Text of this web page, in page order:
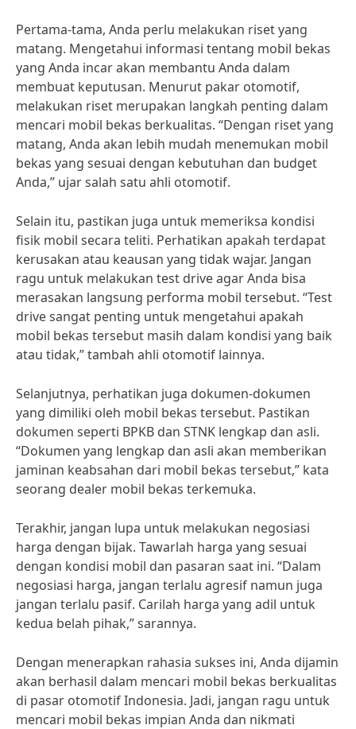
Pertama-tama, Anda perlu melakukan riset yang
matang. Mengetahui informasi tentang mobil bekas
yang Anda incar akan membantu Anda dalam
membuat keputusan. Menurut pakar otomotif,
melakukan riset merupakan langkah penting dalam
mencari mobil bekas berkualitas. “Dengan riset yang
matang, Anda akan lebih mudah menemukan mobil
bekas yang sesuai dengan kebutuhan dan budget
Anda,” ujar salah satu ahli otomotif.
Selain itu, pastikan juga untuk memeriksa kondisi
fisik mobil secara teliti. Perhatikan apakah terdapat
kerusakan atau keausan yang tidak wajar. Jangan
ragu untuk melakukan test drive agar Anda bisa
merasakan langsung performa mobil tersebut. “Test
drive sangat penting untuk mengetahui apakah
mobil bekas tersebut masih dalam kondisi yang baik
atau tidak,” tambah ahli otomotif lainnya.
Selanjutnya, perhatikan juga dokumen-dokumen
yang dimiliki oleh mobil bekas tersebut. Pastikan
dokumen seperti BPKB dan STNK lengkap dan asli.
“Dokumen yang lengkap dan asli akan memberikan
jaminan keabsahan dari mobil bekas tersebut,” kata
seorang dealer mobil bekas terkemuka.
Terakhir, jangan lupa untuk melakukan negosiasi
harga dengan bijak. Tawarlah harga yang sesuai
dengan kondisi mobil dan pasaran saat ini. “Dalam
negosiasi harga, jangan terlalu agresif namun juga
jangan terlalu pasif. Carilah harga yang adil untuk
kedua belah pihak,” sarannya.
Dengan menerapkan rahasia sukses ini, Anda dijamin
akan berhasil dalam mencari mobil bekas berkualitas
di pasar otomotif Indonesia. Jadi, jangan ragu untuk
mencari mobil bekas impian Anda dan nikmati